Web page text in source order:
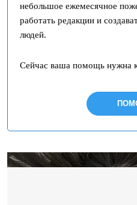
небольшое ежемесячное
работать редакции и
людей.
Сейчас ваша помощь нужна